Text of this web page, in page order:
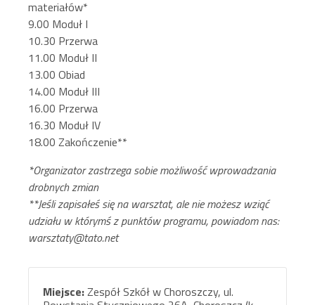
materiałów*
9.00 Moduł I
10.30 Przerwa
11.00 Moduł II
13.00 Obiad
14.00 Moduł III
16.00 Przerwa
16.30 Moduł IV
18.00 Zakończenie**
*Organizator zastrzega sobie możliwość wprowadzania
drobnych zmian
**Jeśli zapisałeś się na warsztat, ale nie możesz wziąć
udziału w którymś z punktów programu, powiadom nas:
warsztaty@tato.net
Miejsce:Zespół Szkół w Choroszczy, ul.